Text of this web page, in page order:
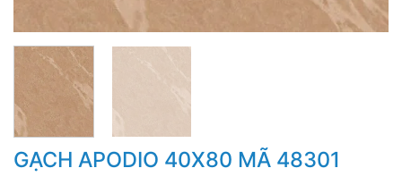
GẠCH APODIO 40X80 MÃ 48301